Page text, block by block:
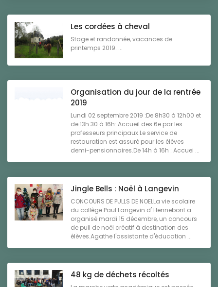
Les cordées à cheval
Stage et randonnée, vacances de
printemps 2019. ...
Organisation du jour de la rentrée
2019
Lundi 02 septembre 2019 :De 8h30 à 12h00 et
de 13h 30 à 16h: Accueil des 6e par les
professeurs principaux.Le service de
restauration est assuré pour les élèves
demi-pensionnaires.De 14h à 16h : Accuei ...
Jingle Bells : Noël à Langevin
CONCOURS DE PULLS DE NOELLa vie scolaire
du collège Paul Langevin d' Hennebont a
organisé mardi 15 décembre, un concours
de pull de noël créatif à destination des
élèves.Agathe l'assistante d'éducation ...
48 kg de déchets récoltés